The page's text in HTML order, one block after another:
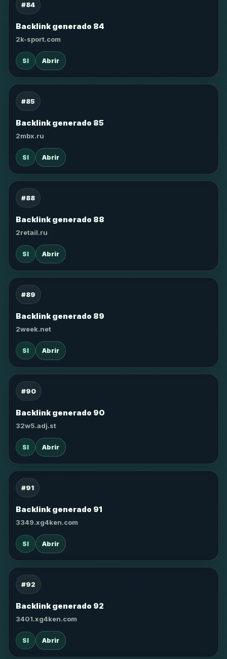
#84
Backlink generado 84
2k-sport.com
SI Abrir
#85
Backlink generado 85
2mbx.ru
SI Abrir
#88
Backlink generado 88
2retail.ru
SI Abrir
#89
Backlink generado 89
2week.net
SI Abrir
#90
Backlink generado 90
32w5.adj.st
SI Abrir
#91
Backlink generado 91
3349.xg4ken.com
SI Abrir
#92
Backlink generado 92
3401.xg4ken.com
SI Abrir